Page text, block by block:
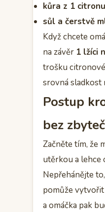
kůra z 1 citronu
sůl a čerstvě
Když chcete
na závěr 1 lžíci
trošku
srovná sladkost
Postup
bez
Začněte tím, že
utěrkou a lehce
Nepřehánějte
pomůže
a omáčka pak